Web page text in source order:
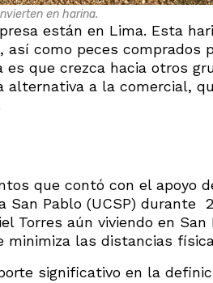
en harina.
están en Lima. Esta
como peces comprados
es que crezca hacia otros
alternativa a la comercial,
que contó con el apoyo
San Pablo (UCSP) durante
Torres aún viviendo en
las distancias
significativo en la